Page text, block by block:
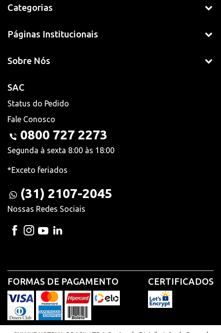
Categorias
Páginas Institucionais
Sobre Nós
SAC
Status do Pedido
Fale Conosco
0800 727 2273
Segunda à sexta 8:00 às 18:00
*Exceto feriados
(31) 2107-2045
Nossas Redes Sociais
FORMAS DE PAGAMENTO CERTIFICADOS